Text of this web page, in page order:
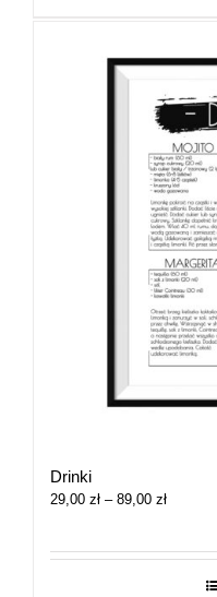
Drinki
29,00 zł – 89,00 złZakres
29,00 zł